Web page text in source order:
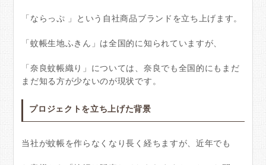
「ならっぷ 」という自社商品ブランドを立ち上げます。
「蚊帳生地ふきん」は全国的に知られていますが、
「奈良蚊帳織り」については、奈良でも全国的にもまだ
まだ知る方が少ないのが現状です。
プロジェクトを立ち上げた背景
当社が蚊帳を作らなくなり長く経ちますが、近年でも